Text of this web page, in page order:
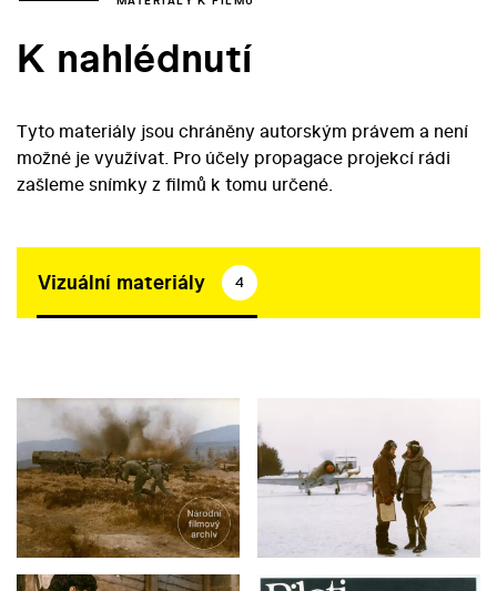
K nahlédnutí
Tyto materiály jsou chráněny autorským právem a není
možné je využívat. Pro účely propagace projekcí rádi
zašleme snímky z filmů k tomu určené.
Vizuální materiály 4